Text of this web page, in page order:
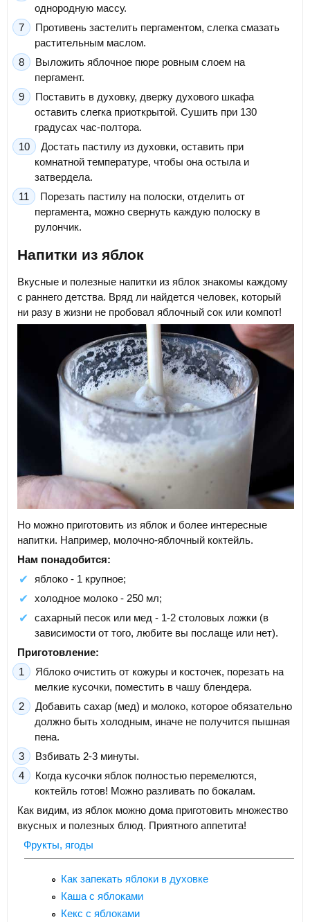
однородную массу.
Противень застелить пергаментом, слегка смазать
растительным маслом.
Выложить яблочное пюре ровным слоем на
пергамент.
Поставить в духовку, дверку духового шкафа
оставить слегка приоткрытой. Сушить при 130
градусах час-полтора.
Достать пастилу из духовки, оставить при
комнатной температуре, чтобы она остыла и
затвердела.
Порезать пастилу на полоски, отделить от
пергамента, можно свернуть каждую полоску в
рулончик.
Напитки из яблок
Вкусные и полезные напитки из яблок знакомы каждому
с раннего детства. Вряд ли найдется человек, который
ни разу в жизни не пробовал яблочный сок или компот!
Но можно приготовить из яблок и более интересные
напитки. Например, молочно-яблочный коктейль.
Нам понадобится:
яблоко - 1 крупное;
холодное молоко - 250 мл;
сахарный песок или мед - 1-2 столовых ложки (в
зависимости от того, любите вы послаще или нет).
Приготовление:
Яблоко очистить от кожуры и косточек, порезать на
мелкие кусочки, поместить в чашу блендера.
Добавить сахар (мед) и молоко, которое обязательно
должно быть холодным, иначе не получится пышная
пена.
Взбивать 2-3 минуты.
Когда кусочки яблок полностью перемелются,
коктейль готов! Можно разливать по бокалам.
Как видим, из яблок можно дома приготовить множество
вкусных и полезных блюд. Приятного аппетита!
Фрукты, ягоды
Как запекать яблоки в духовке
Каша с яблоками
Кекс с яблоками